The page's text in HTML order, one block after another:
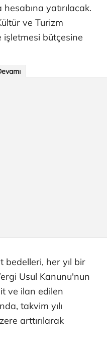
yatırılacak.
ve Turizm
işletmesi bütçesine
bedelleri, her yıl bir
Usul Kanunu'nun
ve ilan edilen
takvim yılı
arttırılarak